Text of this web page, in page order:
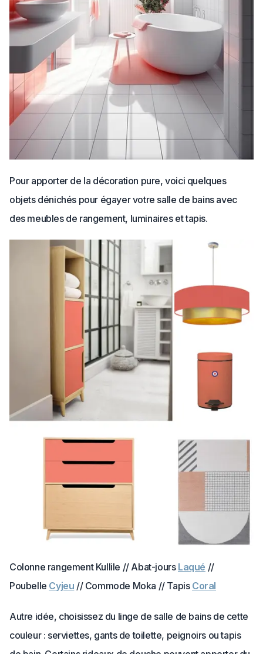
Pour apporter de la décoration pure, voici quelques
objets dénichés pour égayer votre salle de bains avec
des meubles de rangement, luminaires et tapis.
Colonne rangement Kullile // Abat-jours Laqué //
Poubelle Cyjeu // Commode Moka // Tapis Coral
Autre idée, choisissez du linge de salle de bains de cette
couleur : serviettes, gants de toilette, peignoirs ou tapis